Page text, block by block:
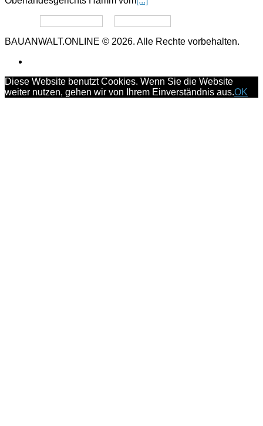
BAUANWALT.ONLINE © 2026. Alle Rechte vorbehalten.
Diese Website benutzt Cookies. Wenn Sie die Website
weiter nutzen, gehen wir von Ihrem Einverständnis aus.OK